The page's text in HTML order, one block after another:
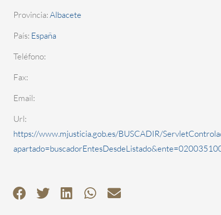
Provincia:Albacete
País: España
Teléfono:
Fax:
Email:
Url:
https://www.mjusticia.gob.es/BUSCADIR/